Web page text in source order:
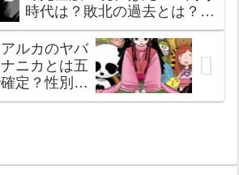
時代は？敗北の過去とは？名
言や性格は？モデルは？能力
強さや必殺技は？【無下限呪
術 無量空処 六眼】【五条先
生 ごじょうさとる】
アルカのヤバ
ニカとは五
定？性別は
ク家4男】